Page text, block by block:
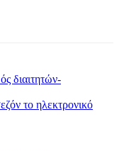
διαιτητών-
το ηλεκτρονικό